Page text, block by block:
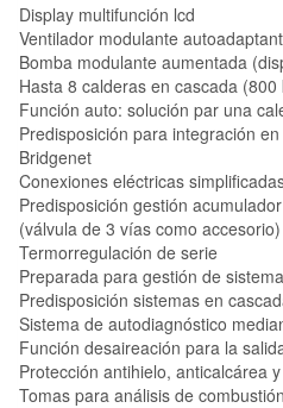
Display multifunción lcd
Ventilador modulante
Bomba modulante aumentada
Hasta 8 calderas en cascada (800
Función auto: solución par una
Predisposición para integración
Bridgenet
Conexiones eléctricas
Predisposición gestión
(válvula de 3 vías como accesorio)
Termorregulación de serie
Preparada para gestión de
Predisposición sistemas en
Sistema de autodiagnóstico
Función desaireación para la
Protección antihielo, anticalcárea
Tomas para análisis de